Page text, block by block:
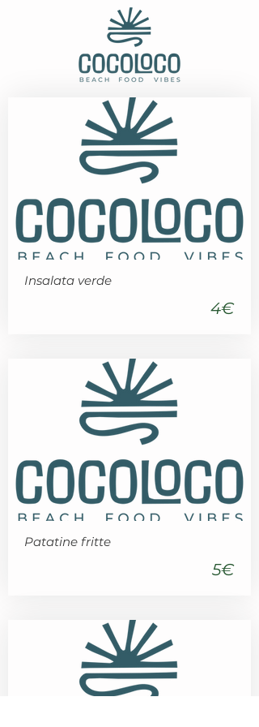
Insalata verde
4€
Patatine fritte
5€